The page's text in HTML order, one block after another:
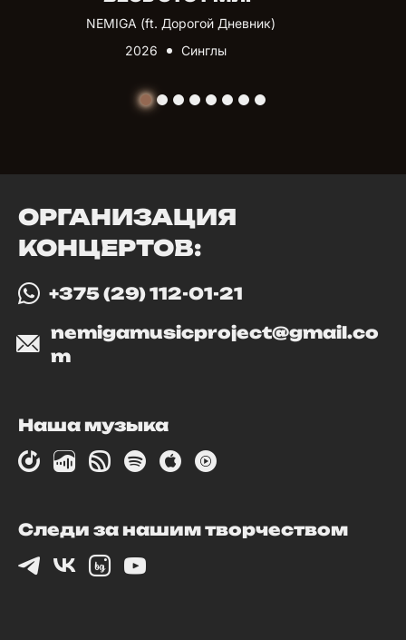
NEMIGA (ft. Дорогой Дневник)
2026
Синглы
ОРГАНИЗАЦИЯ
КОНЦЕРТОВ:
+375 (29) 112-01-21
nemigamusicproject@gmail.co
m
Наша музыка
Следи за нашим творчеством